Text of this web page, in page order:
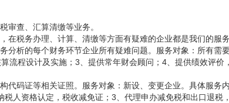
审查、汇算清缴等业务。
税务办理、计算、清缴等方面有疑难的企业都是我们的服务
分析的每个财务环节企业所有疑难问题。服务对象：所有需
流程设计及实施；3、提供常年财会顾问；4、提供绩效评价
代码证等相关证照。服务对象：新设、变更企业。具体服务
人资格认定，税收减免证；3、代理申办减免税和出口退税